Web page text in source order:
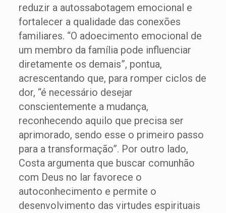
reduzir a autossabotagem emocional e
fortalecer a qualidade das conexões
familiares. “O adoecimento emocional de
um membro da família pode influenciar
diretamente os demais”, pontua,
acrescentando que, para romper ciclos de
dor, “é necessário desejar
conscientemente a mudança,
reconhecendo aquilo que precisa ser
aprimorado, sendo esse o primeiro passo
para a transformação”. Por outro lado,
Costa argumenta que buscar comunhão
com Deus no lar favorece o
autoconhecimento e permite o
desenvolvimento das virtudes espirituais